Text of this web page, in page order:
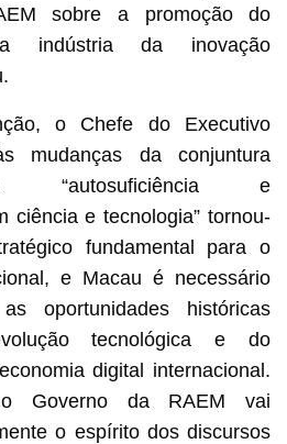
sobre a promoção do
indústria da inovação
o Chefe do Executivo
mudanças da conjuntura
“autosuficiência e
ciência e tecnologia” tornou-
fundamental para o
e Macau é necessário
oportunidades históricas
tecnológica e do
digital internacional.
Governo da RAEM vai
o espírito dos discursos